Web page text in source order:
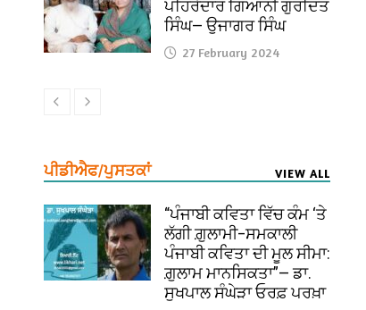
ਪਹਿਰੇਦਾਰ ਗਿਆਨੀ ਗੁਰਦਿਤ
ਸਿੰਘ— ਉਜਾਗਰ ਸਿੰਘ
27 February 2024
ਪੀਡੀਐਫ/ਪੁਸਤਕਾਂ VIEW ALL
“ਪੰਜਾਬੀ ਕਵਿਤਾ ਵਿੱਚ ਕੰਮ ‘ਤੇ
ਲੱਗੀ ਗ਼ੁਲਾਮੀ–ਸਮਕਾਲੀ
ਪੰਜਾਬੀ ਕਵਿਤਾ ਦੀ ਮੂਲ ਸੀਮਾ:
ਗ਼ੁਲਾਮ ਮਾਨਸਿਕਤਾ”— ਡਾ.
ਸੁਖਪਾਲ ਸੰਘੇੜਾ ਓਰਫ਼ ਪਰਖ਼ਾ